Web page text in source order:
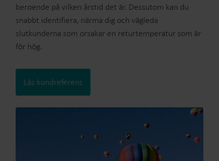
beroende på vilken årstid det är. Dessutom kan du
snabbt identifiera, närma dig och vägleda
slutkunderna som orsakar en returtemperatur som är
för hög.
Läs kundreferens